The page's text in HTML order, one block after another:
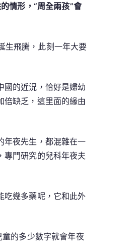
情形，“周全兩孩”會
生飛騰，此刻一年大要
國的近況，恰好是婦幼
倍缺乏，這里面的緣由
年夜先生，都混雜在一
專門研究的兒科年夜夫
吃幾多藥呢，它和此外
的多少數字就會年夜